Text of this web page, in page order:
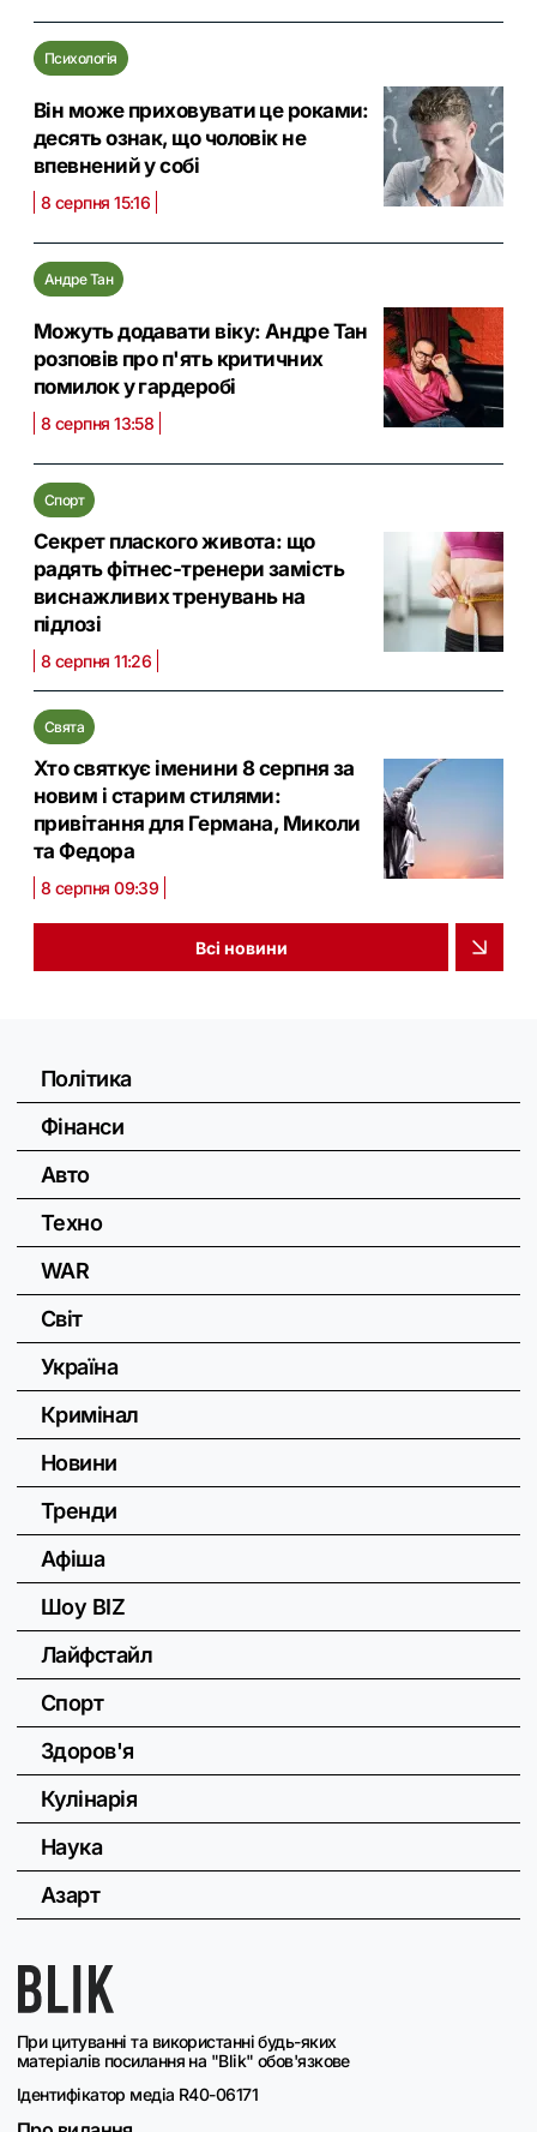
Психологія
Він може приховувати це роками:
десять ознак, що чоловік не
впевнений у собі
8 серпня 15:16
Андре Тан
Можуть додавати віку: Андре Тан
розповів про п'ять критичних
помилок у гардеробі
8 серпня 13:58
Спорт
Секрет плаского живота: що
радять фітнес-тренери замість
виснажливих тренувань на
підлозі
8 серпня 11:26
Свята
Хто святкує іменини 8 серпня за
новим і старим стилями:
привітання для Германа, Миколи
та Федора
8 серпня 09:39
Всі новини
При цитуванні та використанні будь-яких
матеріалів посилання на "Blik" обов'язкове
Ідентифікатор медіа R40-06171
Політика
Фінанси
Авто
Техно
WAR
Світ
Україна
Кримінал
Новини
Тренди
Афіша
Шоу BIZ
Лайфстайл
Спорт
Здоров'я
Кулінарія
Наука
Азарт